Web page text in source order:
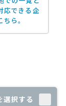
応できる企
ら。
選択する